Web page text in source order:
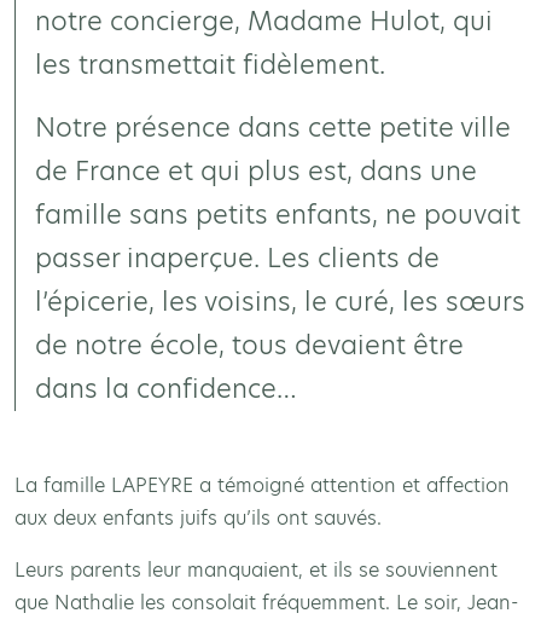
notre concierge, Madame Hulot, qui
les transmettait fidèlement.
Notre présence dans cette petite ville
de France et qui plus est, dans une
famille sans petits enfants, ne pouvait
passer inaperçue. Les clients de
l’épicerie, les voisins, le curé, les sœurs
de notre école, tous devaient être
dans la confidence…
La famille LAPEYRE a témoigné attention et affection
aux deux enfants juifs qu’ils ont sauvés.
Leurs parents leur manquaient, et ils se souviennent
que Nathalie les consolait fréquemment. Le soir, Jean-